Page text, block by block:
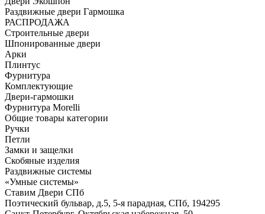
Раздвижные двери Гармошка
РАСПРОДАЖА
Строительные двери
Шпонированные двери
Арки
Плинтус
Фурнитура
Комплектующие
Двери-гармошки
Фурнитура Morelli
Общие товары категории
Ручки
Петли
Замки и защелки
Скобяные изделия
Раздвижные системы
«Умные системы»
Ставим Двери СПб
Поэтический бульвар, д.5, 5-я парадная, СПб, 194295